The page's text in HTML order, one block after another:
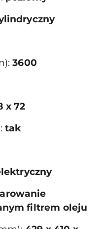
3600
x 72
tak
filtrem oleju